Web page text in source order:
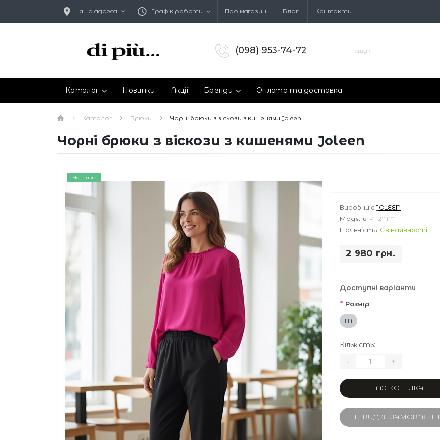
Наша адреса Графік роботи Про магазин Блог Контакти
(098) 953-74-72
Каталог Новинки Акції Бренди Оплата та доставка
Каталог Брюки Чорні брюки з віскози з кишенями Joleen
Чорні брюки з віскози з кишенями Joleen
Новинка
Виробник: JOLEEN
Модель: P112MM
Наявність: Є в наявності
2 980 грн.
Доступні варіанти
* Розмір
M
Кількість:
- +
ДО КОШИКА
ШВИДКЕ